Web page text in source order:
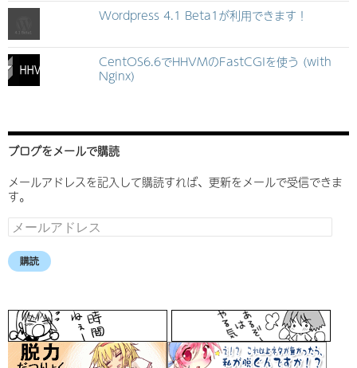
Wordpress 4.1 Beta1が利用できます！
CentOS6.6でHHVMのFastCGIを使う (with
Nginx)
ブログをメールで購読
メールアドレスを記入して購読すれば、更新をメールで受信できま
す。
メ
ー
ル
ア
ス
購読